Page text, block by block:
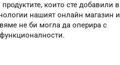
които сте добавили в
нашият онлайн магазин и
не би могла да оперира с